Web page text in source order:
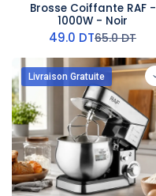
Brosse Coiffante RAF -
1000W - Noir
49.0 DT65.0DT
Livraison Gratuite